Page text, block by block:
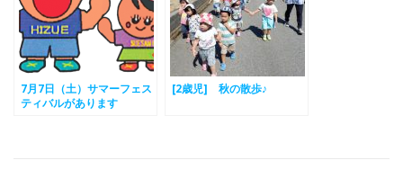
7月7日（土）サマーフェス
ティバルがあります
[2歳児] 秋の散歩♪